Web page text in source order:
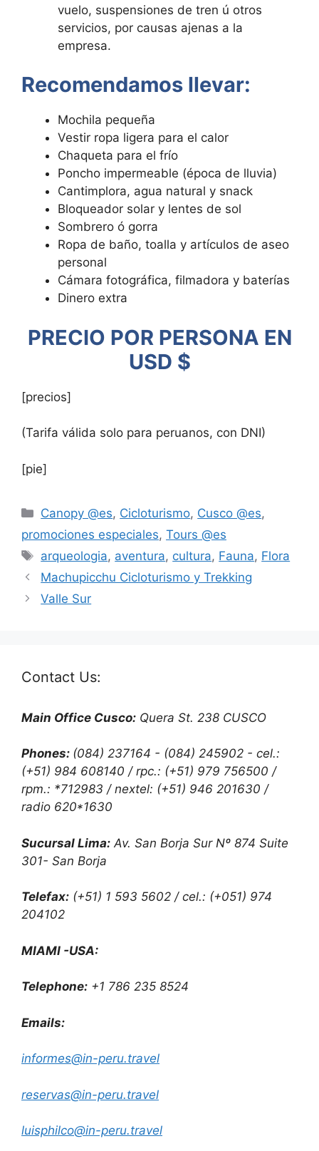
vuelo, suspensiones de tren ú otros
servicios, por causas ajenas a la
empresa.
Recomendamos llevar:
Mochila pequeña
Vestir ropa ligera para el calor
Chaqueta para el frío
Poncho impermeable (época de lluvia)
Cantimplora, agua natural y snack
Bloqueador solar y lentes de sol
Sombrero ó gorra
Ropa de baño, toalla y artículos de aseo
personal
Cámara fotográfica, filmadora y baterías
Dinero extra
PRECIO POR PERSONA EN
USD $
[precios]
(Tarifa válida solo para peruanos, con DNI)
[pie]
Canopy @es, Cicloturismo, Cusco @es,
promociones especiales, Tours @es
arqueologia, aventura, cultura, Fauna, Flora
Machupicchu Cicloturismo y Trekking
Valle Sur
Contact Us:
Main Office Cusco: Quera St. 238 CUSCO
Phones: (084) 237164 - (084) 245902 - cel.:
(+51) 984 608140 / rpc.: (+51) 979 756500 /
rpm.: *712983 / nextel: (+51) 946 201630 /
radio 620*1630
Sucursal Lima: Av. San Borja Sur Nº 874 Suite
301- San Borja
Telefax: (+51) 1 593 5602 / cel.: (+051) 974
204102
MIAMI -USA:
Telephone: +1 786 235 8524
Emails:
informes@in-peru.travel
reservas@in-peru.travel
luisphilco@in-peru.travel